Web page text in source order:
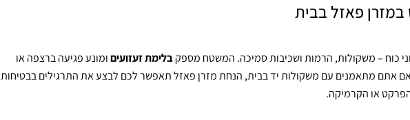
פאזל בבית
כוח – משקולות, הרמות ושכיבות סמיכה. המשטח מספקבלימת זעזועיםומונע פגיעה ברצפה או
אתם מתאמנים עם משקולות יד בבית, הנחת מזרן פאזל תאפשר לכם לבצע את התרגילים בבטיחות
או הקרמיקה.